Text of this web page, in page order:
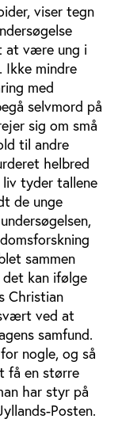
viser tegn
at være ung i
Ikke mindre
med
selvmord på
sig om små
til andre
helbred
tyder tallene
de unge
sammen
kan ifølge
Christian
ved at
samfund.
nogle, og så
få en større
har styr på
Posten.